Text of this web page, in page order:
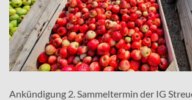
Ankündigung 2. Sammeltermin der IG